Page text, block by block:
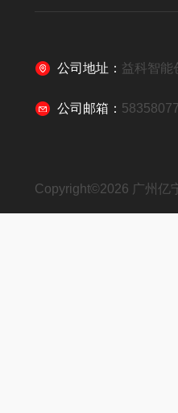
公司地址： 益科智能
公司邮箱：
Copyright©2026 广州亿